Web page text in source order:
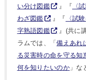
い分け図鑑
』『 〈
わざ図鑑
』『
〈試
字熟語図鑑
』(共に
ラムでは、「備えあれ
る災害時の命を守る知
何を知りたいのか」な